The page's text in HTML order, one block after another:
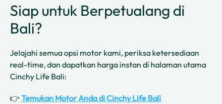
Siap untuk Berpetualang di
Bali?
Jelajahi semua opsi motor kami, periksa ketersediaan
real-time, dan dapatkan harga instan di halaman utama
Cinchy Life Bali:
👉 Temukan Motor Anda di Cinchy Life Bali